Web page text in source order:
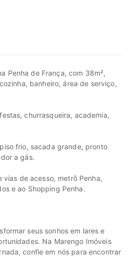
Penha de França, com 38m²,
banheiro, área de serviço,
churrasqueira, academia,
frio, sacada grande, pronto
a gás.
vias de acesso, metrô Penha,
e ao Shopping Penha.
seus sonhos em lares e
Na Marengo Imóveis
confie em nós para encontrar